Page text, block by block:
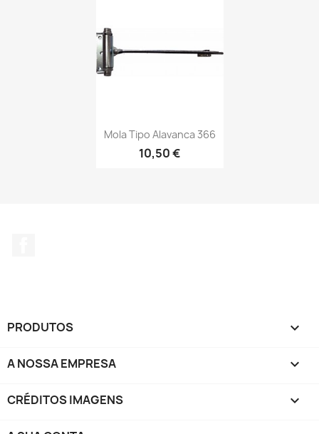
Mola Tipo Alavanca 366
10,50 €
PRODUTOS 
A NOSSA EMPRESA 
CRÉDITOS IMAGENS 